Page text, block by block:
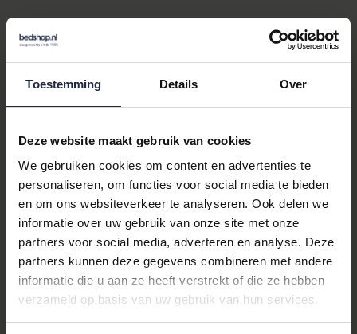
Toestemming Details Over
Deze website maakt gebruik van cookies
We gebruiken cookies om content en advertenties te
personaliseren, om functies voor social media te bieden
en om ons websiteverkeer te analyseren. Ook delen we
informatie over uw gebruik van onze site met onze
partners voor social media, adverteren en analyse. Deze
partners kunnen deze gegevens combineren met andere
informatie die u aan ze heeft verstrekt of die ze hebben
verzameld op basis van uw gebruik van hun services.
Ontdek de Luxe van de
Dommelin Kussensloop Uni
Satijn 300TC 578 Fuchsia
50x70
Ervaar ultiem slaapcomfort met deDommelinKussensloop Uni
Satijn 300TC 578 Fuchsia. Deze kussensloop, met zijn verfijnde
satijnen afwerking, biedt niet alleen een luxueuze uitstraling
maar ook een ongeëvenaarde zachtheid. Perfect voor diegenen
die hun slaapkamer willen transformeren in een oase van rust
en elegantie.
Waarom Kiezen voor de